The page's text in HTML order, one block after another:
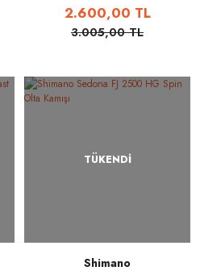
2.600,00 TL
3.005,00 TL
TÜKENDİ
Shimano